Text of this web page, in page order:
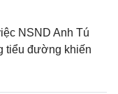
NSND Anh Tú
tiểu đường khiến